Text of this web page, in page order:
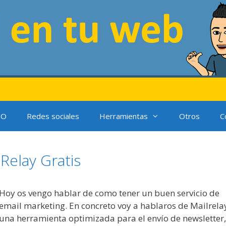
Redes sociales Herramientas Otros
Gratis
Hoy os vengo hablar de como tener un buen servicio de
marketing. En concreto voy a hablaros de
una herramienta optimizada para el envío de newsletter,